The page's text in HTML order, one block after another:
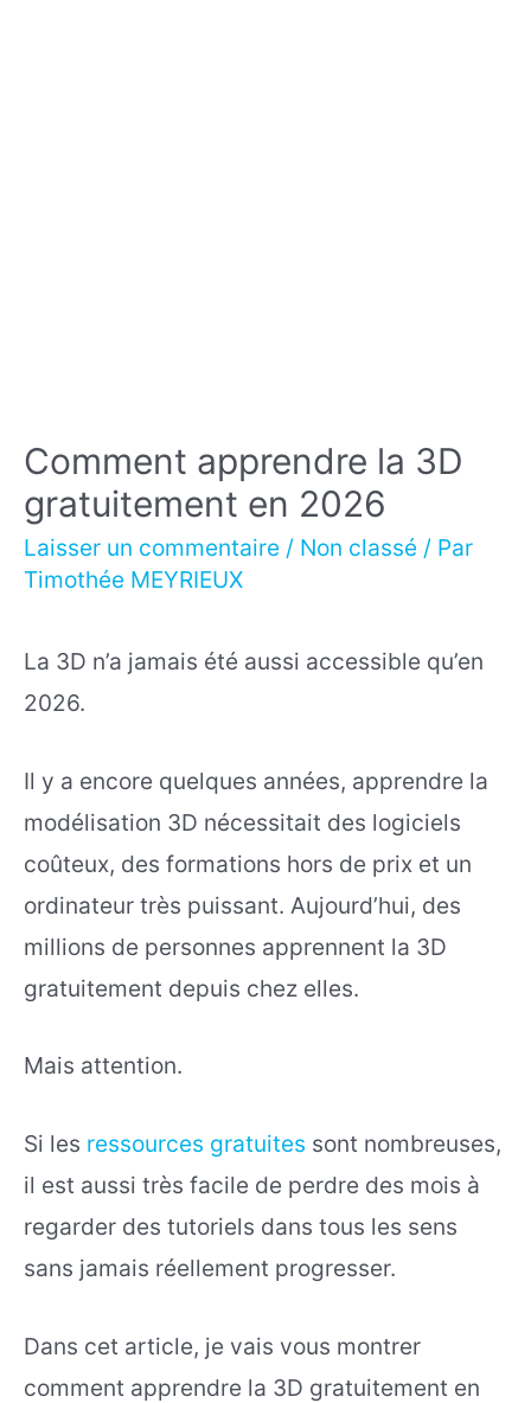
Comment apprendre la 3D
gratuitement en 2026
Laisser un commentaire / Non classé / Par
Timothée MEYRIEUX
La 3D n’a jamais été aussi accessible qu’en
2026.
Il y a encore quelques années, apprendre la
modélisation 3D nécessitait des logiciels
coûteux, des formations hors de prix et un
ordinateur très puissant. Aujourd’hui, des
millions de personnes apprennent la 3D
gratuitement depuis chez elles.
Mais attention.
Si les ressources gratuites sont nombreuses,
il est aussi très facile de perdre des mois à
regarder des tutoriels dans tous les sens
sans jamais réellement progresser.
Dans cet article, je vais vous montrer
comment apprendre la 3D gratuitement en